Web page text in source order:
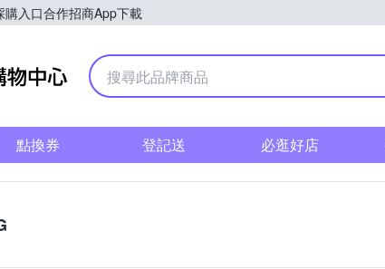
購入口合作招商App下載
Yahoo購物中心
點換券 登記送 必逛好店